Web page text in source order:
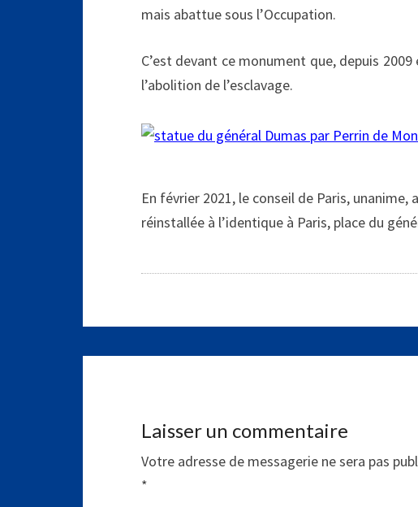
mais abattue sous l’Occupation.
C’est devant ce monument que, depuis
l’abolition de l’esclavage.
En février 2021, le conseil de Paris,
réinstallée à l’identique à Paris, place du
Laisser un commentaire
Votre adresse de messagerie ne sera pas
*